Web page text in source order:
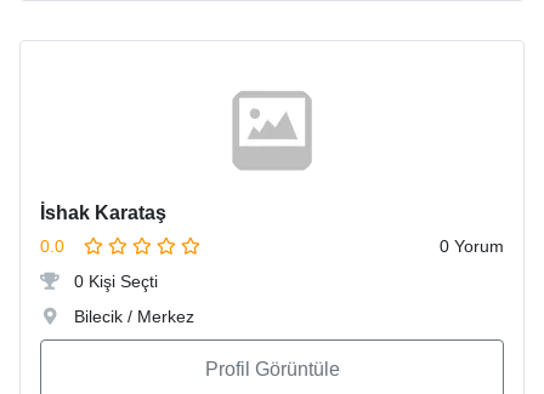
İshak Karataş
0.0
0 Yorum
0 Kişi Seçti
Bilecik / Merkez
Profil Görüntüle